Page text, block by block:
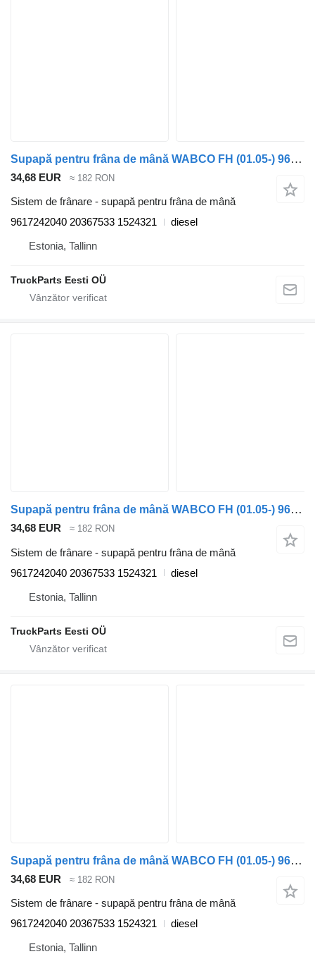
Supapă pentru frâna de mână WABCO FH (01.05-) 9617242040 pentru cap tractor Volvo FH12, FH16, NH12, FH, VNL780 (1993-2014)
34,68 EUR ≈ 182 RON
Sistem de frânare - supapă pentru frâna de mână
9617242040 20367533 1524321
diesel
Estonia, Tallinn
TruckParts Eesti OÜ
Supapă pentru frâna de mână WABCO FH (01.05-) 9617242040 pentru cap tractor Volvo FH12, FH16, NH12, FH, VNL780 (1993-2014)
34,68 EUR ≈ 182 RON
Sistem de frânare - supapă pentru frâna de mână
9617242040 20367533 1524321
diesel
Estonia, Tallinn
TruckParts Eesti OÜ
Supapă pentru frâna de mână WABCO FH (01.05-) 9617242040 pentru cap tractor Volvo FH12, FH16, NH12, FH, VNL780 (1993-2014)
34,68 EUR ≈ 182 RON
Sistem de frânare - supapă pentru frâna de mână
9617242040 20367533 1524321
diesel
Estonia, Tallinn